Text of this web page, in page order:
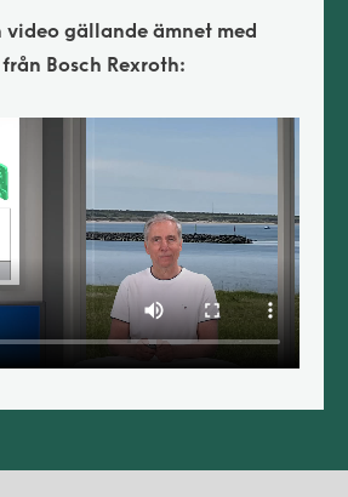
video gällande ämnet med
Bosch Rexroth: